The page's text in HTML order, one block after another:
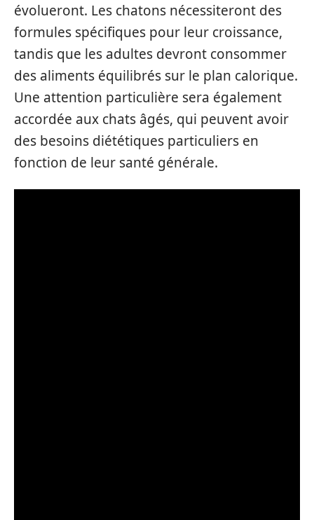
évolueront. Les chatons nécessiteront des
formules spécifiques pour leur croissance,
tandis que les adultes devront consommer
des aliments équilibrés sur le plan calorique.
Une attention particulière sera également
accordée aux chats âgés, qui peuvent avoir
des besoins diététiques particuliers en
fonction de leur santé générale.